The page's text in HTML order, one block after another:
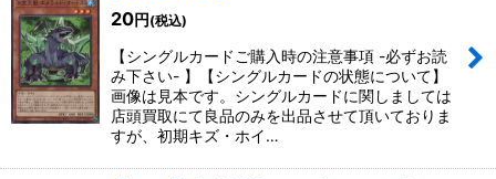
20円 (税込)
【シングルカードご購入時の注意事項 -必ずお読
み下さい- 】【シングルカードの状態について】
画像は見本です。シングルカードに関しましては
店頭買取にて良品のみを出品させて頂いておりま
すが、初期キズ・ホイ…